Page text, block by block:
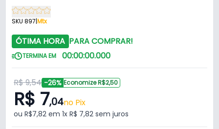
SKU 897|Mtx
ÓTIMA HORA PARA COMPRAR!
TERMINA EM 00:00:00.000
R$ 9,54 -26% Economize R$2,50
R$ 7,04no Pix
ou R$7,82 em 1x R$ 7,82 sem juros